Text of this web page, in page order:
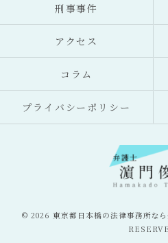
刑事事件
アクセス
コラム
プライバシーポリシー
© 2026 東京都日本橋の法律事務所な